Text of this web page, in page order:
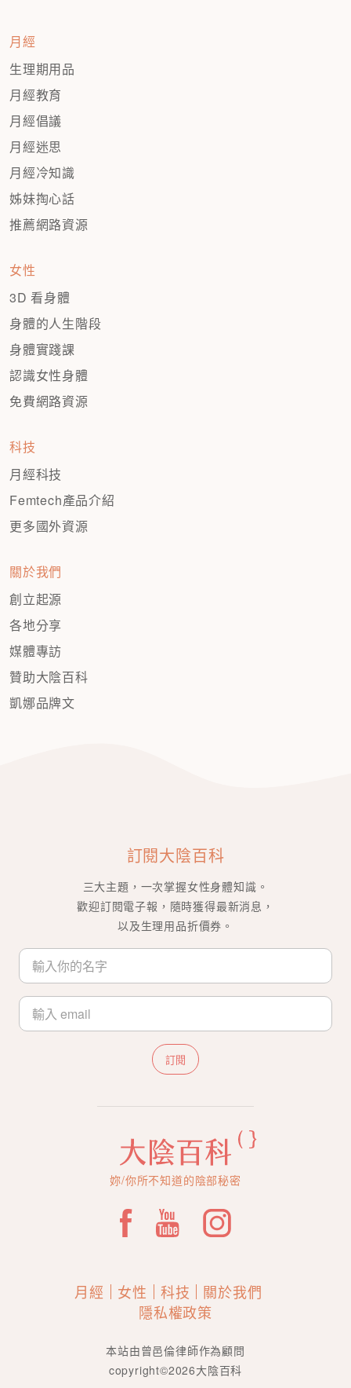
月經
生理期用品
月經教育
月經倡議
月經迷思
月經冷知識
姊妹掏心話
推薦網路資源
女性
3D 看身體
身體的人生階段
身體實踐課
認識女性身體
免費網路資源
科技
月經科技
Femtech產品介紹
更多國外資源
關於我們
創立起源
各地分享
媒體專訪
贊助大陰百科
凱娜品牌文
訂閱大陰百科
三大主題，一次掌握女性身體知識。
歡迎訂閱電子報，隨時獲得最新消息，
以及生理用品折價券。
訂閱
妳/你所不知道的陰部秘密
月經 女性 科技
關於我們
隱私權政策
本站由曾邑倫律師作為顧問
copyright©2026大陰百科